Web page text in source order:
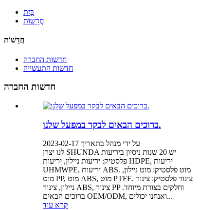
בַּיִת
חֲדָשׁוֹת
חֲדָשׁוֹת
חדשות החברה
חדשות התעשייה
חדשות החברה
ברוכים הבאים לבקר במפעל שלנו.
על ידי מנהל בתאריך 2023-02-17
לנו יצרן SHUNDA יש 20 שנות ניסיון ביריעות
פלסטיק: יריעות ניילון, יריעות HDPE, יריעות
UHMWPE, יריעות ABS. מוט פלסטיק: מוט ניילון,
מוט PP, מוט ABS, מוט PTFE. צינור פלסטיק: צינור
ניילון, צינור ABS, צינור PP וחלקים בצורת מיוחד.
ברוכים הבאים OEM/ODM, ואנחנו יכולים...
קרא עוד